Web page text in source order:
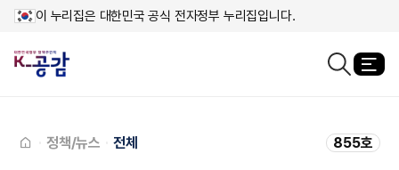
이 누리집은 대한민국 공식 전자정부 누리집입니다.
정책/뉴스 전체 855호